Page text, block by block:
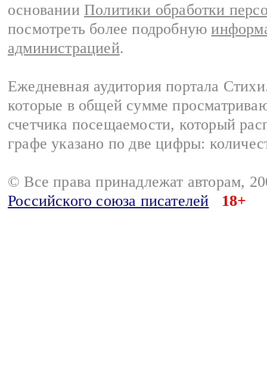
основании Политики обработки
посмотреть более подробную
администрацией.
Ежедневная аудитория портала
которые в общей сумме
счетчика посещаемости, который
графе указано по две цифры:
© Все права принадлежат авторам,
Российского союза писателей
18+